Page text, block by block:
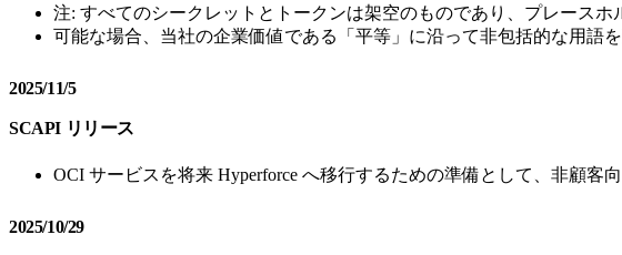
注: すべてのシークレットとトークンは架空のものであり、プレースホ
可能な場合、当社の企業価値である「平等」に沿って非包括的な用語
2025/11/5
SCAPI リリース
OCI サービスを将来 Hyperforce へ移行するための準備として、非顧客
2025/10/29